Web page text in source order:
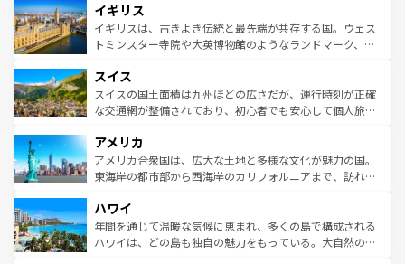
いる。シャンパンの発祥地であるランス、プロヴァンスの
香り高いラベンダー畑など、多彩な楽しみ方が可能だ。さ
らに、パリ以外の地域にも魅力が溢れており、どの街角に
れる地方に足を運ぶとそれぞれで全く異なる文化を体験で
きるだろう。 なお、新着のフランス情報はコンテンツ一覧
を参照してほしい。
顔を持つこの国は、どこを歩いても飽きることがない。ベ
ルリンの文化的活気、バイエルン州のアルプスの絶景、そ
してライン川沿いのワイン畑といった風景は必見。ビール
は、お酒好きな人にはぜひ体験してほしい。 なお、新着の
ドイツ情報はコンテンツ一覧を参照してほしい。
イギリス
イギリスは、古きよき伝統と最先端が共存する国。ウェス
トミンスター寺院や大英博物館のようなランドマーク、歴
リアごとに異なる魅力がある。また、優雅なアフタヌーン
ティー、ビール好きにはたまらない英国パブ、サッカー観
戦など、本場だからこそできる体験も豊富。イギリスを旅
ンツ一覧を参照してほしい。
スイス
スイスの国土面積は九州ほどの広さだが、運行時刻が正確
な交通網が整備されており、初心者でも安心して個人旅行
の建物がそのまま残る町や、スイスならではのユニークな
博物館もあり、アルプス観光だけでなく町歩きも満喫する
ことができる。国民の所得が高いため物価も高いが、旅行
ば市内交通費無料で観光を楽しむこともできる。 なお、新
着のスイス情報はコンテンツ一覧 を参照してほしい。
アメリカ
アメリカ合衆国は、広大な土地と多様な文化が魅力の国。
東海岸の都市部から西海岸のカリフォルニアまで、訪れる
のような巨大都市は、観光、ショッピング、エンターテイ
ンメントが詰まった刺激的なスポットだ。一方、アメリカ
西部には大自然が広がり、グランドキャニオンやイエロー
ハワイ
年間を通じて温暖な気候に恵まれ、多くの島で構成される
ハワイは、どの島も独自の魅力をもっている。大自然の神